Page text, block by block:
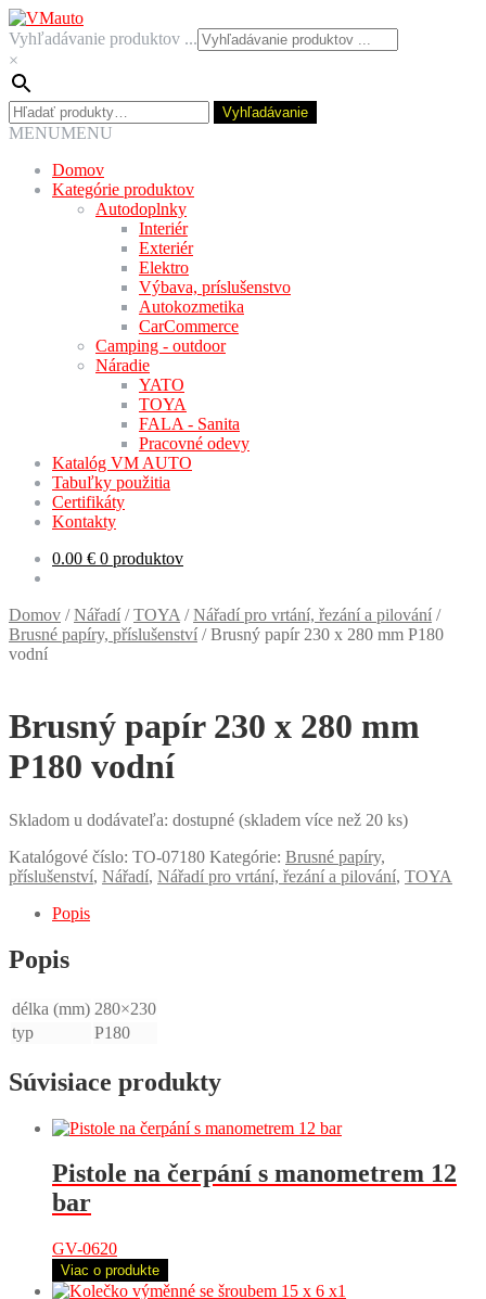
Preskočiť
na
navigáciu
Preskočiť
na
obsah
Vyhľadávanie produktov ...
×
Hľadať: Vyhľadávanie
MENUMENU
Domov
Kategórie produktov
Autodoplnky
Interiér
Exteriér
Elektro
Výbava, príslušenstvo
Autokozmetika
CarCommerce
Camping - outdoor
Náradie
YATO
TOYA
FALA - Sanita
Pracovné odevy
Katalóg VM AUTO
Tabuľky použitia
Certifikáty
Kontakty
0.00 € 0 produktov
Domov /Nářadí /TOYA /Nářadí pro vrtání, řezání a pilování /
Brusné papíry, příslušenství /Brusný papír 230 x 280 mm P180
vodní
Brusný papír 230 x 280 mm
P180 vodní
Skladom u dodávateľa: dostupné (skladem více než 20 ks)
Katalógové číslo: TO-07180 Kategórie: Brusné papíry,
příslušenství, Nářadí, Nářadí pro vrtání, řezání a pilování, TOYA
Popis
Popis
délka (mm) 280×230
typ
P180
Súvisiace produkty
Pistole na čerpání s manometrem 12
bar
GV-0620
Viac o produkte